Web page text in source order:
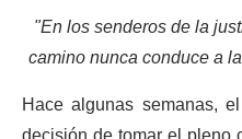
"En los senderos de la
camino nunca conduce a
Hace algunas semanas,